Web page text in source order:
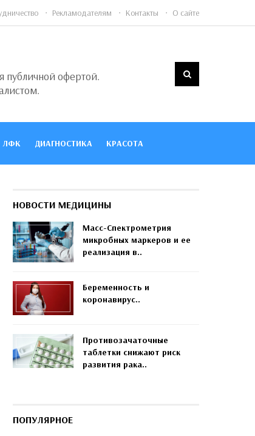
Рекламодателям Контакты О сайте
публичной офертой.
ЛФК ДИАГНОСТИКА КРАСОТА
НОВОСТИ МЕДИЦИНЫ
Масс-Спектрометрия
микробных маркеров и ее
реализация в..
Беременность и
коронавирус..
Противозачаточные
таблетки снижают риск
развития рака..
ПОПУЛЯРНОЕ